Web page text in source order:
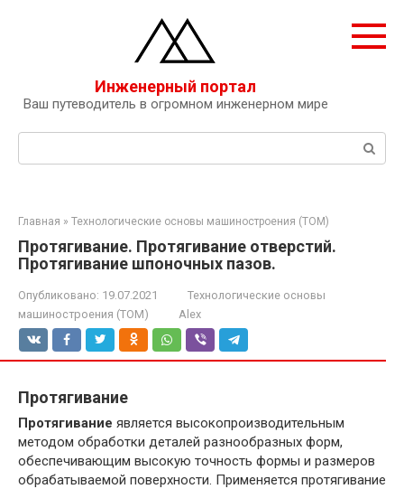
Инженерный портал
Ваш путеводитель в огромном инженерном мире
Поиск:
Главная » Технологические основы машиностроения (ТОМ)
Протягивание. Протягивание отверстий.
Протягивание шпоночных пазов.
Опубликовано: 19.07.2021
Технологические основы
машиностроения (ТОМ)
Alex
Протягивание
Протягивание является высокопроизводительным
методом обработки деталей разнообразных форм,
обеспечивающим высокую точность формы и размеров
обрабатываемой поверхности. Применяется протягивание